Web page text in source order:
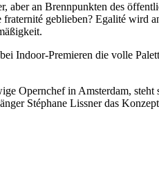
an Brennpunkten des
geblieben? Egalité wird
Indoor-Premieren die volle
Opernchef in Amsterdam,
Stéphane Lissner das